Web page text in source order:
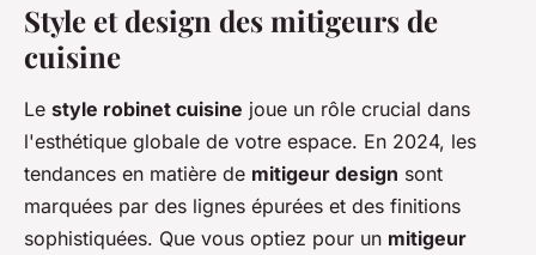
Style et design des mitigeurs de
cuisine
Le style robinet cuisine joue un rôle crucial dans
l'esthétique globale de votre espace. En 2024, les
tendances en matière de mitigeur design sont
marquées par des lignes épurées et des finitions
sophistiquées. Que vous optiez pour un mitigeur